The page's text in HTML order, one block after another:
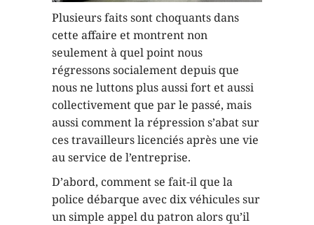
Plusieurs faits sont choquants dans
cette affaire et montrent non
seulement à quel point nous
régressons socialement depuis que
nous ne luttons plus aussi fort et aussi
collectivement que par le passé, mais
aussi comment la répression s’abat sur
ces travailleurs licenciés après une vie
au service de l’entreprise.
D’abord, comment se fait-il que la
police débarque avec dix véhicules sur
un simple appel du patron alors qu’il